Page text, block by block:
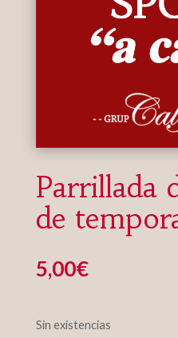
Parrillada
de
5,00€
Sin existencias